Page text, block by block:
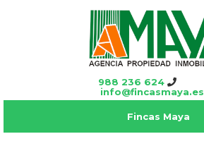
988 236 624
info@fincasmaya.es
Fincas Maya